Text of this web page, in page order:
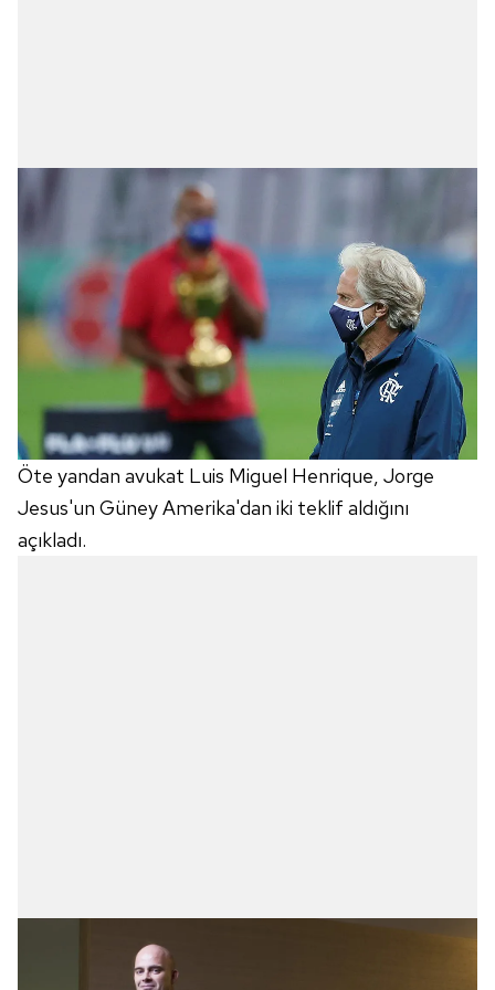
ilgili mevzuata uygun olarak kullanılan çerezlerle ilgili bilgi
tıklayınız
Öte yandan avukat Luis Miguel Henrique, Jorge
Jesus'un Güney Amerika'dan iki teklif aldığını
açıkladı.